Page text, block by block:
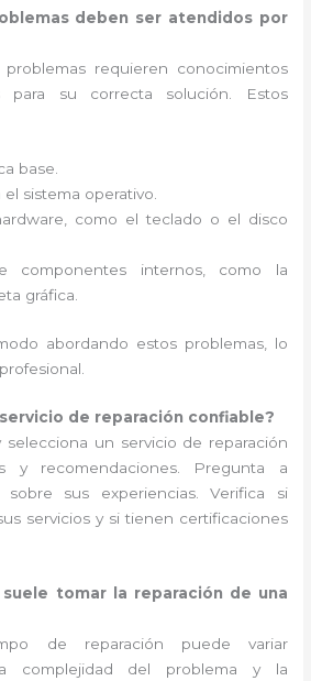
deben ser atendidos por
problemas requieren conocimientos
para su correcta solución. Estos
base.
sistema operativo.
como el teclado o el disco
componentes internos, como la
gráfica.
abordando estos problemas, lo
de reparación confiable?
selecciona un servicio de reparación
y recomendaciones. Pregunta a
sobre sus experiencias. Verifica si
servicios y si tienen certificaciones
tomar la reparación de una
de reparación puede variar
complejidad del problema y la